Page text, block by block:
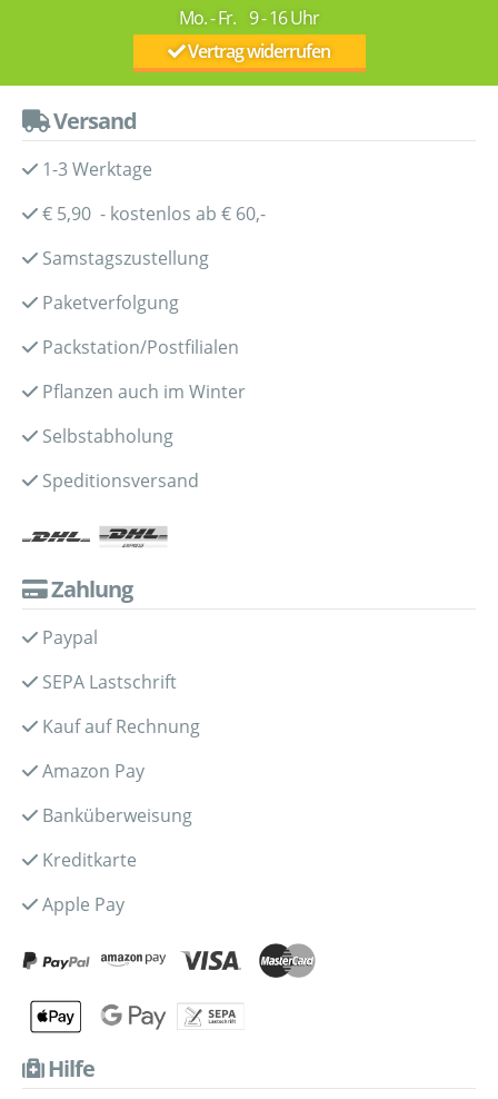
Mo. - Fr. 9 - 16 Uhr
Vertrag widerrufen
Versand
1-3 Werktage
€ 5,90 - kostenlos ab € 60,-
Samstagszustellung
Paketverfolgung
Packstation/Postfilialen
Pflanzen auch im Winter
Selbstabholung
Speditionsversand
Zahlung
Paypal
SEPA Lastschrift
Kauf auf Rechnung
Amazon Pay
Banküberweisung
Kreditkarte
Apple Pay
Hilfe